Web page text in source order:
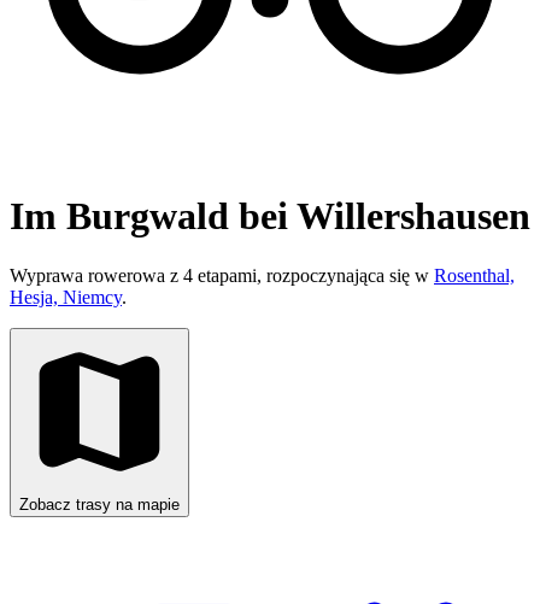
Im Burgwald bei Willershausen
Wyprawa rowerowa z 4 etapami, rozpoczynająca się w Rosenthal,
Hesja, Niemcy.
Zobacz trasy na mapie